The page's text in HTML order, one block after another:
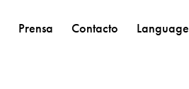
Prensa Contacto Language